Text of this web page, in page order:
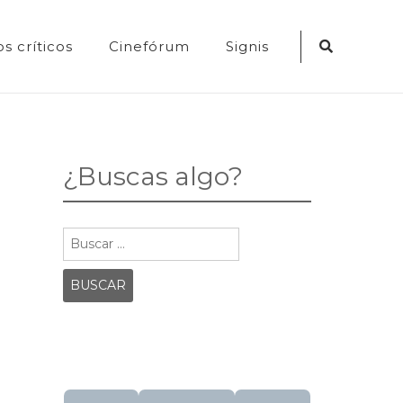
críticos Cinefórum Signis
Search
¿Buscas algo?